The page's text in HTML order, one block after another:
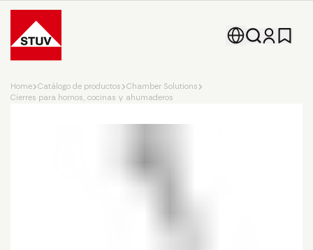
Go To the Homepage
Home Catálogo de productos
Chamber Solutions
Cierres para hornos, cocinas y ahumaderos